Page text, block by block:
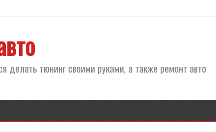
делать тюнинг своими руками, а также ремонт авто